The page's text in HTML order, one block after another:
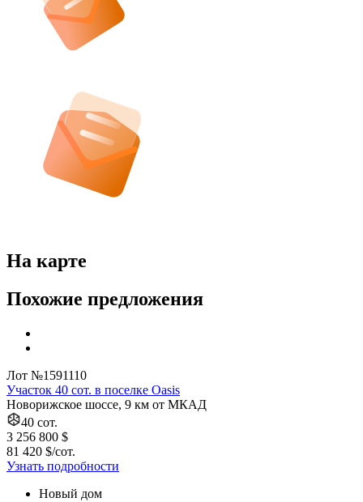
На карте
Похожие предложения
Лот №1591110
Участок 40 сот. в поселке Oasis
Новорижское шоссе, 9 км от МКАД
40 сот.
3 256 800 $
81 420 $/сот.
Узнать подробности
Новый дом